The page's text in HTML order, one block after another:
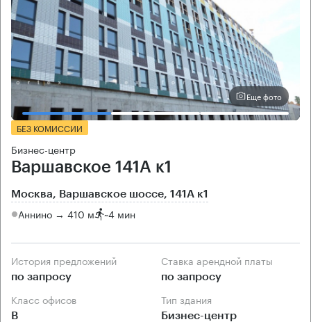
Еще фото
БЕЗ КОМИССИИ
Бизнес-центр
Варшавское 141А к1
Москва, Варшавское шоссе, 141А к1
Аннино → 410 м ~4 мин
История предложений
по запросу
Ставка арендной платы
по запросу
Класс офисов
B
Тип здания
Бизнес-центр